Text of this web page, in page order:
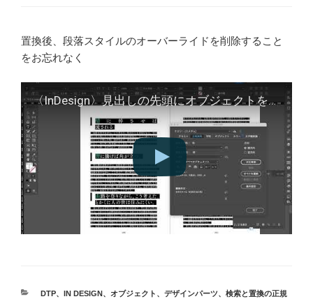
置換後、段落スタイルのオーバーライドを削除すること
をお忘れなく
〈InDesign〉見出しの先頭にオブジェクトを配置する検索と置換
カ
DTP、 IN DESIGN、 オブジェクト 、 デザインパーツ、 検索と置換の正規